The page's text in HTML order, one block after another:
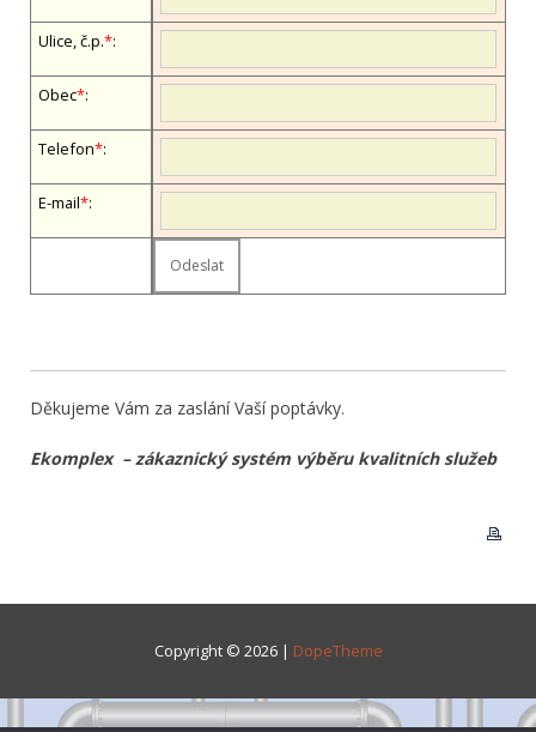
Ulice, č.p.*:
Obec*:
Telefon*:
E-mail*:
Děkujeme Vám za zaslání Vaší poptávky.
Ekomplex – zákaznický systém výběru kvalitních služeb
Copyright © 2026 | DopeTheme